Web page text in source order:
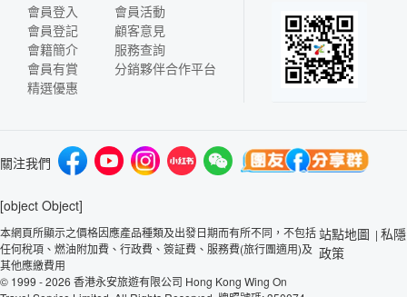
會員登入
會員登記
會籍簡介
會員有賞
精選優惠
會員活動
顧客意見
服務查詢
分銷夥伴合作平台
關注我們
[object Object]
本網頁所顯示之價格因應產品種類及出發日期而有所不同，不包括
任何稅項、燃油附加費、行政費、簽証費、服務費(旅行團適用)及
其他應繳費用
© 1999 - 2026 香港永安旅遊有限公司 Hong Kong Wing On
站點地圖 | 私隱
政策